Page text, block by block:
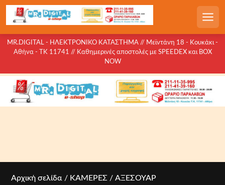
c
MR.DIGITAL - ΗΛΕΚΤΡΟΝΙΚΟ ΚΑΤΑΣΤΗΜΑ // Μεϊντάνη 18 - Κουκάκι -
Αθήνα - ΤΚ 11741 // Καθημερινές αποστολές με SPEEDEX και BOX
NOW
Αρχική σελίδα / ΚΑΜΕΡΕΣ / ΑΞΕΣΟΥΑΡ